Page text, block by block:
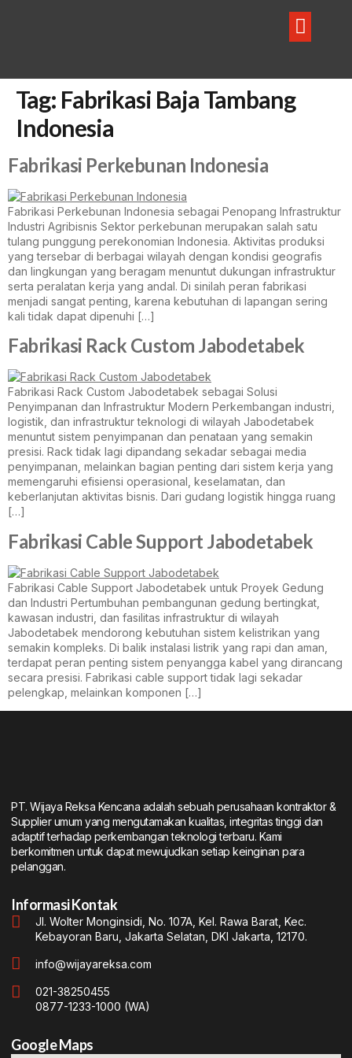
Tag: Fabrikasi Baja Tambang
Indonesia
Fabrikasi Perkebunan Indonesia
Fabrikasi Perkebunan Indonesia sebagai Penopang Infrastruktur
Industri Agribisnis Sektor perkebunan merupakan salah satu
tulang punggung perekonomian Indonesia. Aktivitas produksi
yang tersebar di berbagai wilayah dengan kondisi geografis
dan lingkungan yang beragam menuntut dukungan infrastruktur
serta peralatan kerja yang andal. Di sinilah peran fabrikasi
menjadi sangat penting, karena kebutuhan di lapangan sering
kali tidak dapat dipenuhi […]
Fabrikasi Rack Custom Jabodetabek
Fabrikasi Rack Custom Jabodetabek sebagai Solusi
Penyimpanan dan Infrastruktur Modern Perkembangan industri,
logistik, dan infrastruktur teknologi di wilayah Jabodetabek
menuntut sistem penyimpanan dan penataan yang semakin
presisi. Rack tidak lagi dipandang sekadar sebagai media
penyimpanan, melainkan bagian penting dari sistem kerja yang
memengaruhi efisiensi operasional, keselamatan, dan
keberlanjutan aktivitas bisnis. Dari gudang logistik hingga ruang
[…]
Fabrikasi Cable Support Jabodetabek
Fabrikasi Cable Support Jabodetabek untuk Proyek Gedung
dan Industri Pertumbuhan pembangunan gedung bertingkat,
kawasan industri, dan fasilitas infrastruktur di wilayah
Jabodetabek mendorong kebutuhan sistem kelistrikan yang
semakin kompleks. Di balik instalasi listrik yang rapi dan aman,
terdapat peran penting sistem penyangga kabel yang dirancang
secara presisi. Fabrikasi cable support tidak lagi sekadar
pelengkap, melainkan komponen […]
PT. Wijaya Reksa Kencana adalah sebuah perusahaan kontraktor &
Supplier umum yang mengutamakan kualitas, integritas tinggi dan
adaptif terhadap perkembangan teknologi terbaru. Kami
berkomitmen untuk dapat mewujudkan setiap keinginan para
pelanggan.
Informasi Kontak
Jl. Wolter Monginsidi, No. 107A, Kel. Rawa Barat, Kec.
Kebayoran Baru, Jakarta Selatan, DKI Jakarta, 12170.
info@wijayareksa.com
021-38250455
0877-1233-1000 (WA)
Google Maps